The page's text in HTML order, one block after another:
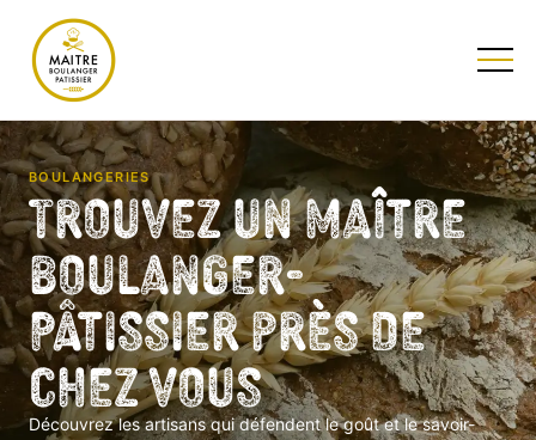
BOULANGERIES
Trouvez un Maître
Boulanger-
Pâtissier près de
chez vous
Découvrez les artisans qui défendent le goût et le savoir-